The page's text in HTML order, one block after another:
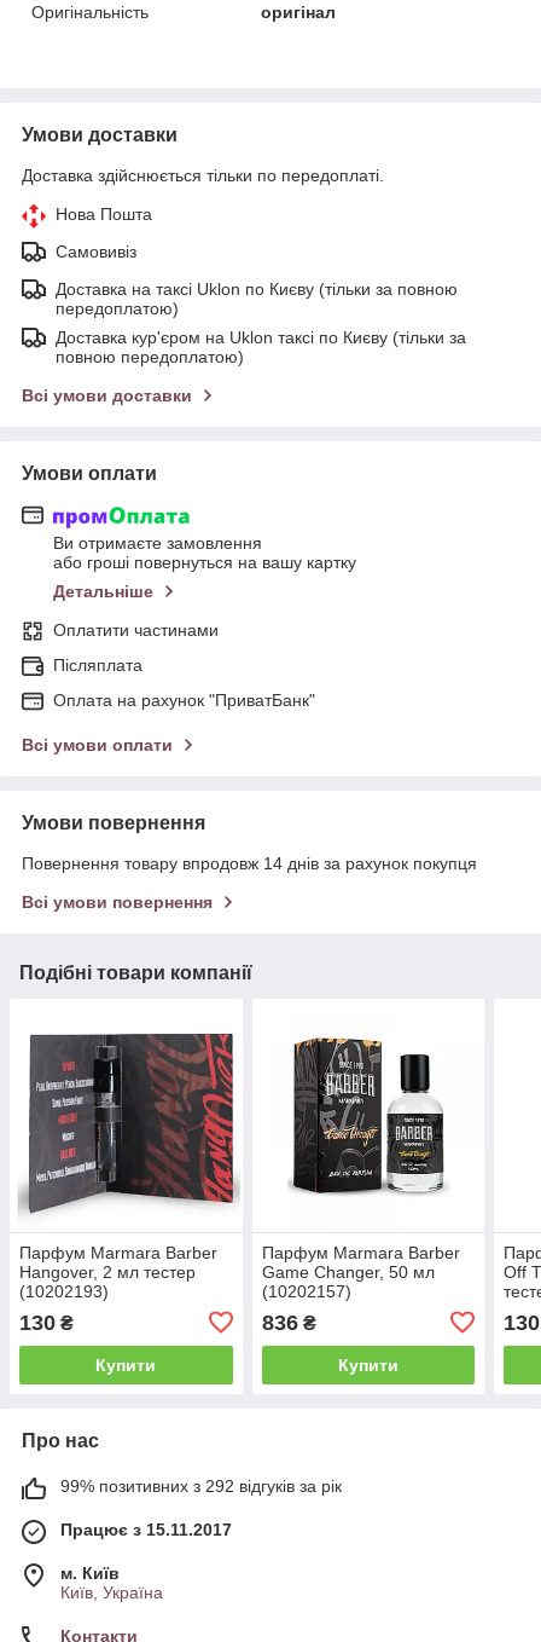
Оригінальність
оригінал
Умови доставки
Доставка здійснюється тільки по передоплаті.
Нова Пошта
Самовивіз
Доставка на таксі Uklon по Києву (тільки за повною
передоплатою)
Доставка кур'єром на Uklon таксі по Києву (тільки за
повною передоплатою)
Всі умови доставки
Умови оплати
Ви отримаєте замовлення
або гроші повернуться на вашу картку
Детальніше
Оплатити частинами
Післяплата
Оплата на рахунок "ПриватБанк"
Всі умови оплати
Умови повернення
Повернення товару впродовж 14 днів за рахунок покупця
Всі умови повернення
Подібні товари компанії
Парфум Marmara Barber
Hangover, 2 мл тестер
(10202193)
130 ₴
Купити
Парфум Marmara Barber
Game Changer, 50 мл
(10202157)
836₴
Купити
Off
130
Про нас
99% позитивних з 292 відгуків за рік
Працює з 15.11.2017
м. Київ
Київ, Україна
Контакти